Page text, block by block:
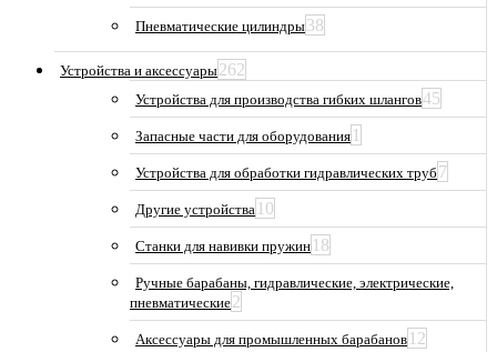
Пневматические цилиндры38
Устройства и аксессуары262
Устройства для производства гибких шлангов45
Запасные части для оборудования 1
Устройства для обработки гидравлических труб 7
Другие устройства 10
Станки для навивки пружин 18
Ручные барабаны, гидравлические, электрические,
пневматические2
Аксессуары для промышленных барабанов 12